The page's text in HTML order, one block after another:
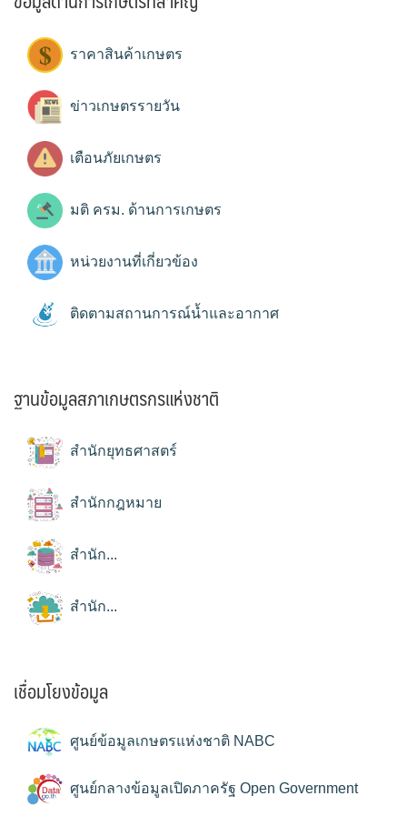
ราคาสินค้าเกษตร
ข่าวเกษตรรายวัน
เตือนภัยเกษตร
มติ ครม. ด้านการเกษตร
หน่วยงานที่เกี่ยวข้อง
ติดตามสถานการณ์น้ำและอากาศ
ฐานข้อมูลสภาเกษตรกรแห่งชาติ
สำนักยุทธศาสตร์
สำนักกฎหมาย
สำนัก...
สำนัก...
เชื่อมโยงข้อมูล
ศูนย์ข้อมูลเกษตรแห่งชาติ NABC
ศูนย์กลางข้อมูลเปิดภาครัฐ Open Government